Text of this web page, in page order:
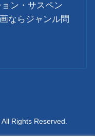
ン・サスペン
ならジャンル問
Rights Reserved.